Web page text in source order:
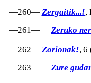
—260— Zergaitik...!,
—261—
Zeruko
—262— Zorionak!, 6
—263—
Zure